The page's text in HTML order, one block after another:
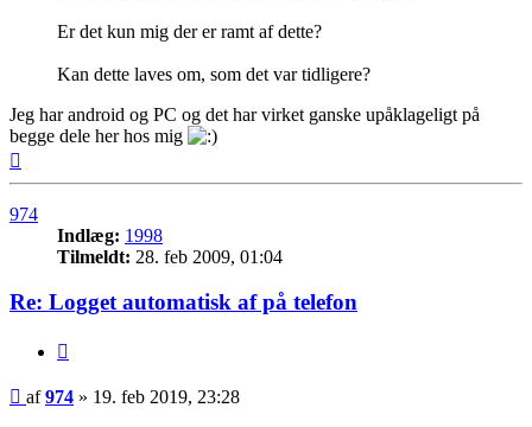
Er det kun mig der er ramt af dette?
Kan dette laves om, som det var tidligere?
Jeg har android og PC og det har virket ganske upåklageligt på
begge dele her hos mig
974
Indlæg: 1998
Tilmeldt: 28. feb 2009, 01:04
Re: Logget automatisk af på telefon
Indlæg
af974 » 19. feb 2019, 23:28